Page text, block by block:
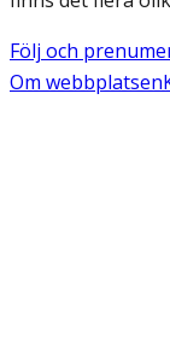
Följ och
Om webbplatsen